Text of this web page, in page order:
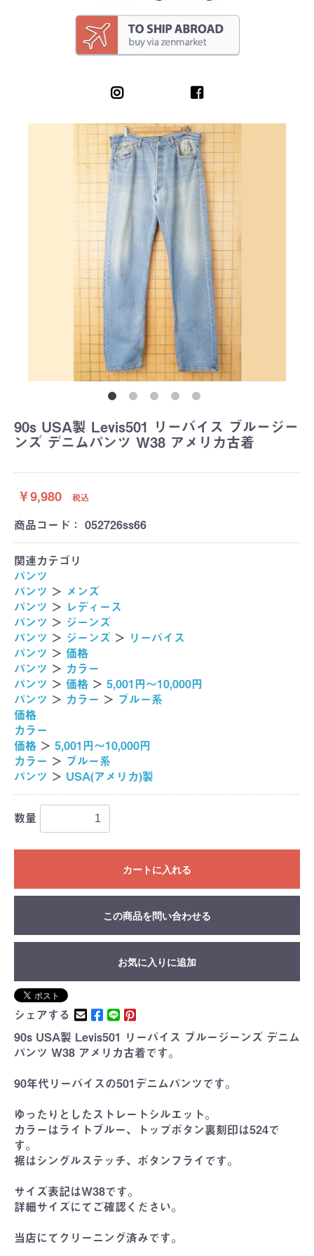
90s USA製 Levis501 リーバイス ブルージー
ンズ デニムパンツ W38 アメリカ古着
￥9,980 税込
商品コード： 052726ss66
関連カテゴリ
パンツ
パンツ ＞ メンズ
パンツ ＞
レディース
パンツ ＞ ジーンズ
パンツ ＞ ジーンズ ＞
リーバイス
パンツ ＞ 価格
パンツ ＞ カラー
パンツ ＞ 価格 ＞ 5,001円～10,000円
パンツ ＞ カラー ＞ ブルー系
価格
カラー
価格 ＞ 5,001円～10,000円
カラー ＞ ブルー系
パンツ ＞ USA(アメリカ)製
数量
カートに入れる
この商品を問い合わせる
お気に入りに追加
シェアする
90s USA製 Levis501 リーバイス ブルージーンズ デニム
パンツ W38 アメリカ古着です。
90年代リーバイスの501デニムパンツです。
ゆったりとしたストレートシルエット。
カラーはライトブルー、トップボタン裏刻印は524で
す。
裾はシングルステッチ、ボタンフライです。
サイズ表記はW38です。
詳細サイズにてご確認ください。
当店にてクリーニング済みです。